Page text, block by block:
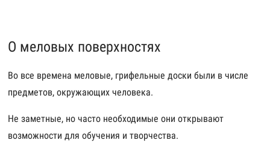
О меловых поверхностях
Во все времена меловые, грифельные доски были в числе
предметов, окружающих человека.
Не заметные, но часто необходимые они открывают
возможности для обучения и творчества.